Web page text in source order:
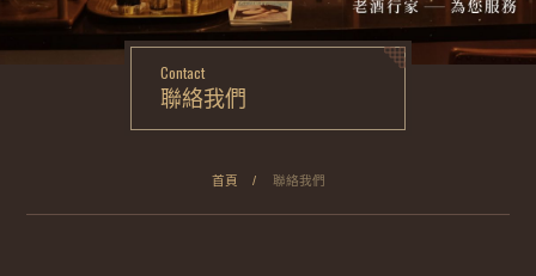
Contact
聯絡我們
首頁 聯絡我們